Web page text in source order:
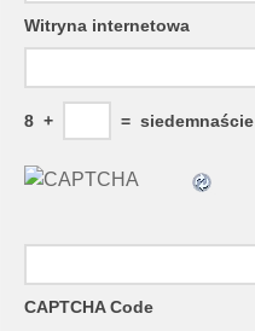
Witryna internetowa
8 + = siedemnaście
CAPTCHA Code